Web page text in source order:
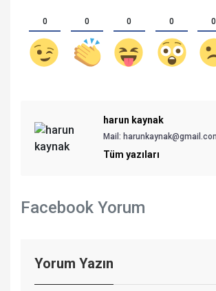
0 0 0 0 0
harun kaynak
Mail:
Tüm yazıları
Facebook Yorum
Yorum Yazın